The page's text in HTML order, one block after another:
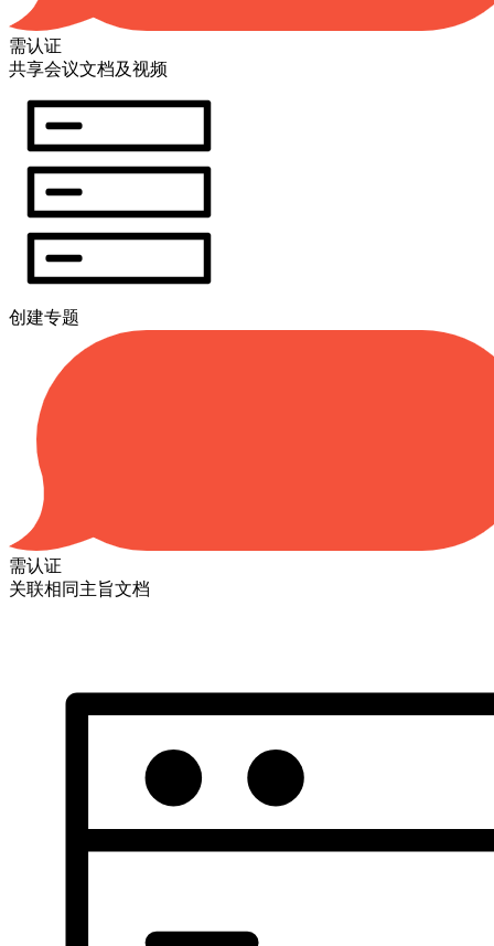
需认证
共享会议文档及视频
创建专题
需认证
关联相同主旨文档